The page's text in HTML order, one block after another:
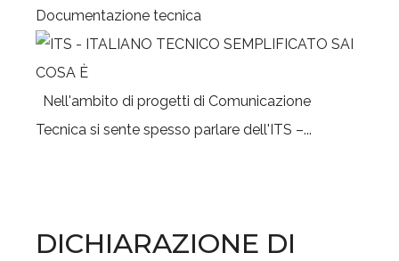
Documentazione tecnica
Nell'ambito di progetti di Comunicazione
Tecnica si sente spesso parlare dell'ITS –...
DICHIARAZIONE DI